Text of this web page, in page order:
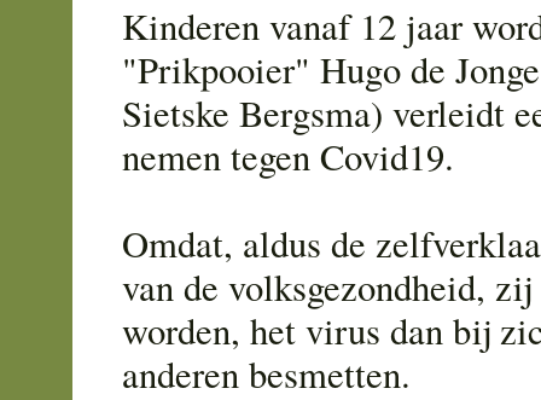
Kinderen vanaf 12 jaar
"Prikpooier" Hugo de
Sietske Bergsma) verleidt
nemen tegen Covid19.
Omdat, aldus de
van de volksgezondheid,
worden, het virus dan bij
anderen besmetten.